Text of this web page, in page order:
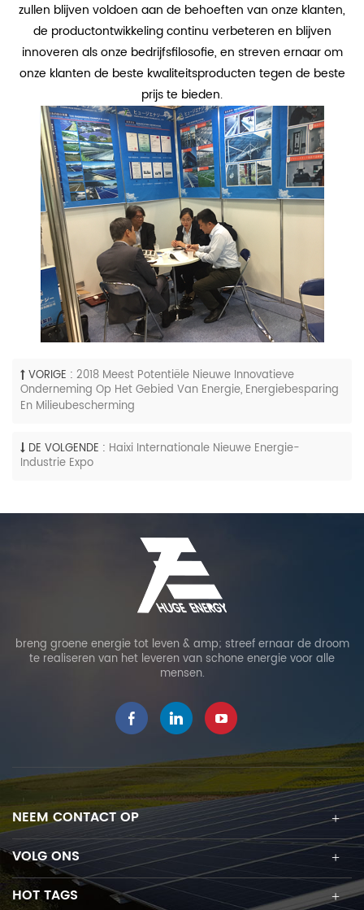
zullen blijven voldoen aan de behoeften van onze klanten,
de productontwikkeling continu verbeteren en blijven
innoveren als onze bedrijfsfilosofie, en streven ernaar om
onze klanten de beste kwaliteitsproducten tegen de beste
prijs te bieden.
VORIGE : 2018 Meest Potentiële Nieuwe Innovatieve
Onderneming Op Het Gebied Van Energie, Energiebesparing
En Milieubescherming
DE VOLGENDE : Haixi Internationale Nieuwe Energie-
Industrie Expo
breng groene energie tot leven & amp; streef ernaar de droom
te realiseren van het leveren van schone energie voor alle
mensen.
NEEM CONTACT OP
VOLG ONS
HOT TAGS